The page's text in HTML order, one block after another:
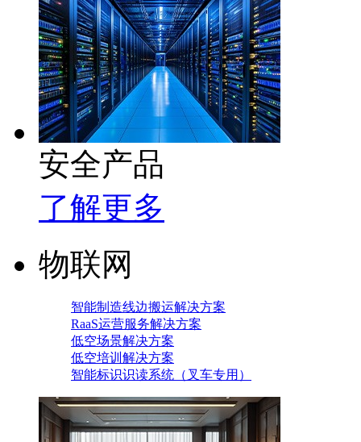
安全产品
了解更多
物联网
智能制造线边搬运解决方案
RaaS运营服务解决方案
低空场景解决方案
低空培训解决方案
智能标识识读系统（叉车专用）